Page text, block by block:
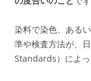
染料で染色、ある
準や検査方法が、
Standards）によっ